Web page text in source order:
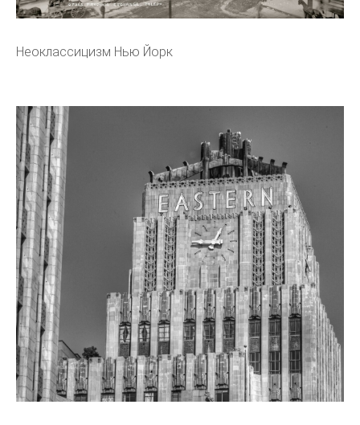
Неоклассицизм Нью Йорк